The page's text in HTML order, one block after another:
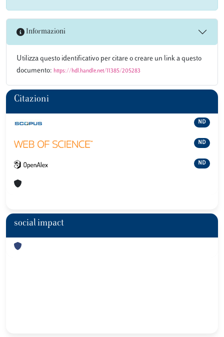
Informazioni
Utilizza questo identificativo per citare o creare un link a questo
documento: https://hdl.handle.net/11385/205283
Citazioni
ND
ND
ND
social impact